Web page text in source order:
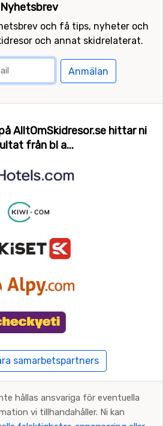
Nyhetsbrev
och få tips, nyheter och
och annat skidrelaterat.
Anmälan
AlltOmSkidresor.se hittar ni
från bl a...
samarbetspartners
hållas ansvariga för eventuella
vi tillhandahåller. Ni kan